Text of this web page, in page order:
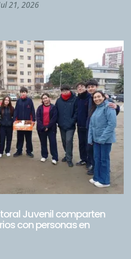
21, 2026
Juvenil comparten
con personas en